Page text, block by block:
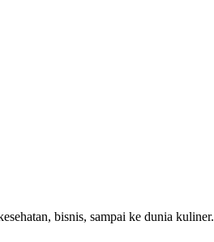
bisnis, sampai ke dunia kuliner.